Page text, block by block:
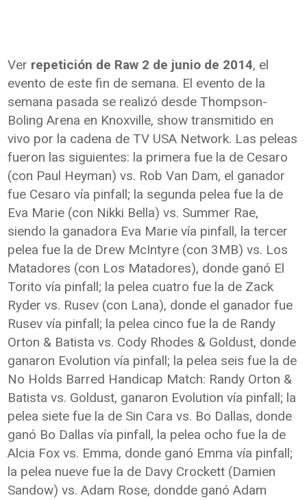
Ver repetición de Raw 2 de junio de 2014, el
evento de este fin de semana. El evento de la
semana pasada se realizó desde Thompson-
Boling Arena en Knoxville, show transmitido en
vivo por la cadena de TV USA Network. Las peleas
fueron las siguientes: la primera fue la de Cesaro
(con Paul Heyman) vs. Rob Van Dam, el ganador
fue Cesaro vía pinfall; la segunda pelea fue la de
Eva Marie (con Nikki Bella) vs. Summer Rae,
siendo la ganadora Eva Marie vía pinfall, la tercer
pelea fue la de Drew McIntyre (con 3MB) vs. Los
Matadores (con Los Matadores), donde ganó El
Torito vía pinfall; la pelea cuatro fue la de Zack
Ryder vs. Rusev (con Lana), donde el ganador fue
Rusev vía pinfall; la pelea cinco fue la de Randy
Orton & Batista vs. Cody Rhodes & Goldust, donde
ganaron Evolution vía pinfall; la pelea seis fue la de
No Holds Barred Handicap Match: Randy Orton &
Batista vs. Goldust, ganaron Evolution vía pinfall; la
pelea siete fue la de Sin Cara vs. Bo Dallas, donde
ganó Bo Dallas vía pinfall, la pelea ocho fue la de
Alcia Fox vs. Emma, donde ganó Emma vía pinfall;
la pelea nueve fue la de Davy Crockett (Damien
Sandow) vs. Adam Rose, dondde ganó Adam